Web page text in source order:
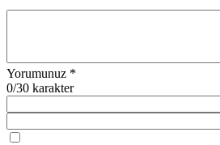
Yorumunuz *
0/30 karakter